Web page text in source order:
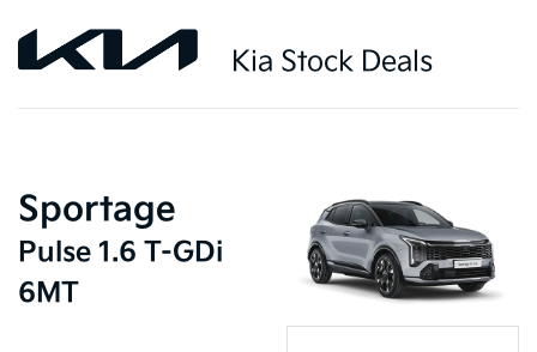
Kia Stock Deals
Sportage
Pulse 1.6 T-GDi
6MT